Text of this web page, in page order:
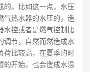
的。比如这一点，水压
气热水器的水压的，造
水控或者是燃气控制比
调节，自然而然造成水
荷比较高，在夏季的时
的开始，也会造成水温